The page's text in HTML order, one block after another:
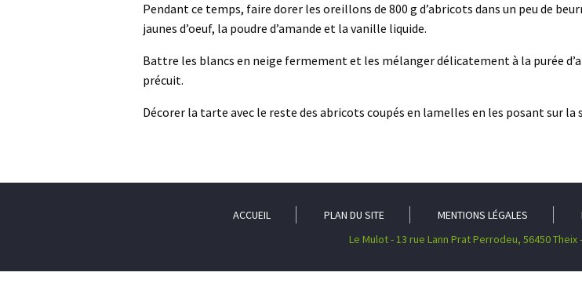
Pendant ce temps, faire dorer les oreillons de 800 g d’abricots dans un peu de
jaunes d’oeuf, la poudre d’amande et la vanille liquide.
Battre les blancs en neige fermement et les mélanger délicatement à la purée
précuit.
Décorer la tarte avec le reste des abricots coupés en lamelles en les posant sur la
ACCUEIL PLAN DU SITE MENTIONS LÉGALES
Le Mulot - 13 rue Lann Prat Perrodeu, 56450 Theix